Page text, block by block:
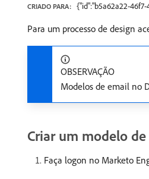
CRIADO PARA: {"id":"b5a62a22-46f7-
Para um processo de design
OBSERVAÇÃO
Modelos de email no
Criar um modelo
Faça logon no Marketo